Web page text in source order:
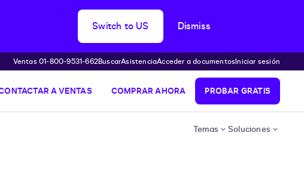
Switch to US Dismiss
Ventas 01-800-9531-662BuscarAsistenciaAcceder a documentosIniciar sesión
A VENTAS COMPRAR AHORA PROBAR GRATIS
Temas Soluciones